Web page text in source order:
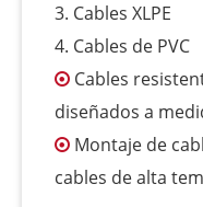
3. Cables XLPE
4. Cables de PVC
 Cables
diseñados a
 Montaje de
cables de alta